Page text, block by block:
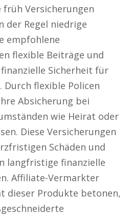
Versicherungen
der Regel niedrige
empfohlene
flexible Beiträge und
Sicherheit für
Durch flexible Policen
Absicherung bei
wie Heirat oder
Diese Versicherungen
Schäden und
langfristige finanzielle
Affiliate-Vermarkter
dieser Produkte betonen,